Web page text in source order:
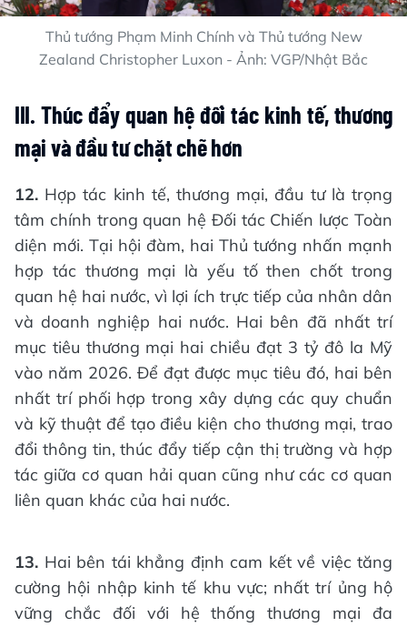
Thủ tướng Phạm Minh Chính và Thủ tướng New
Zealand Christopher Luxon - Ảnh: VGP/Nhật Bắc
III. Thúc đẩy quan hệ đối tác kinh tế, thương
mại và đầu tư chặt chẽ hơn
12. Hợp tác kinh tế, thương mại, đầu tư là trọng
tâm chính trong quan hệ Đối tác Chiến lược Toàn
diện mới. Tại hội đàm, hai Thủ tướng nhấn mạnh
hợp tác thương mại là yếu tố then chốt trong
quan hệ hai nước, vì lợi ích trực tiếp của nhân dân
và doanh nghiệp hai nước. Hai bên đã nhất trí
mục tiêu thương mại hai chiều đạt 3 tỷ đô la Mỹ
vào năm 2026. Để đạt được mục tiêu đó, hai bên
nhất trí phối hợp trong xây dựng các quy chuẩn
và kỹ thuật để tạo điều kiện cho thương mại, trao
đổi thông tin, thúc đẩy tiếp cận thị trường và hợp
tác giữa cơ quan hải quan cũng như các cơ quan
liên quan khác của hai nước.
13. Hai bên tái khẳng định cam kết về việc tăng
cường hội nhập kinh tế khu vực; nhất trí ủng hộ
vững chắc đối với hệ thống thương mại đa